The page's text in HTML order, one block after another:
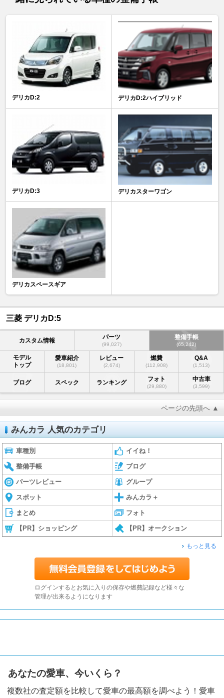
デリカD:2 デリカD:2ハイブリッド
デリカD:3 デリカスターワゴン
デリカスペースギア
三菱 デリカD:5
カスタム情報 パーツ
(99,027)
整備手帳
(65,242)
モデル
トップ
愛車紹介
(18,801)
レビュー
(2,674)
燃費
(112,908)
Q&A
(1,513)
ブログ スペック ランキング フォト
(29,880)
中古車
(3,599)
ページの先頭へ ▲
みんカラ 人気のカテゴリ
車種別 イイね！
整備手帳 ブログ
パーツレビュー グループ
スポット みんカラ＋
まとめ フォト
【PR】ショッピング 【PR】オークション
もっと見る
ログインするとお気に入りの保存や燃費記録など様々な
管理が出来るようになります
あなたの愛車、今いくら？
複数社の査定額を比較して愛車の最高額を調べよう！愛車